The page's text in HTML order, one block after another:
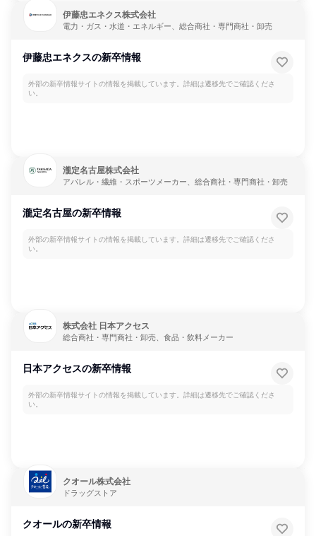
伊藤忠エネクス株式会社
電力・ガス・水道・エネルギー、総合商社・専門商社・卸売
伊藤忠エネクスの新卒情報
外部の新卒情報サイトの情報を掲載しています。詳細は遷移先でご確認くださ
い。
瀧定名古屋株式会社
アパレル・繊維・スポーツメーカー、総合商社・専門商社・卸売
瀧定名古屋の新卒情報
外部の新卒情報サイトの情報を掲載しています。詳細は遷移先でご確認くださ
い。
株式会社 日本アクセス
総合商社・専門商社・卸売、食品・飲料メーカー
日本アクセスの新卒情報
外部の新卒情報サイトの情報を掲載しています。詳細は遷移先でご確認くださ
い。
クオール株式会社
ドラッグストア
クオールの新卒情報